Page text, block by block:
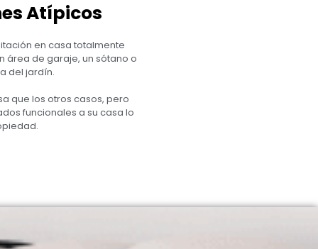
Atípicos
en casa totalmente
área de garaje, un sótano o
del jardín.
que los otros casos, pero
funcionales a su casa lo